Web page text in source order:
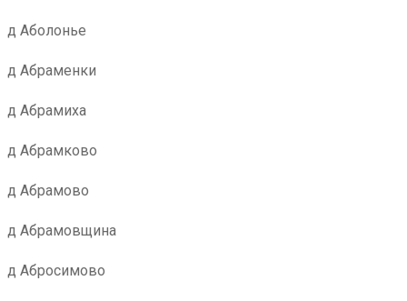
д Аболонье
д Абраменки
д Абрамиха
д Абрамково
д Абрамово
д Абрамовщина
д Абросимово